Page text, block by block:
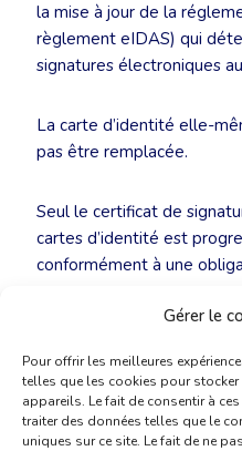
Gérer le
Pour offrir les meilleures
telles que les cookies pour
appareils. Le fait de consentir à
traiter des données telles que le
uniques sur ce site. Le fait de ne
la mise à jour de la
règlement eIDAS) qui
signatures électroniques
La carte d’identité elle-
pas être remplacée.
Seul le certificat de
cartes d’identité est
conformément à une
Le nombre de citoyens
21 mai 2026 est limité.
figurant sur les cartes